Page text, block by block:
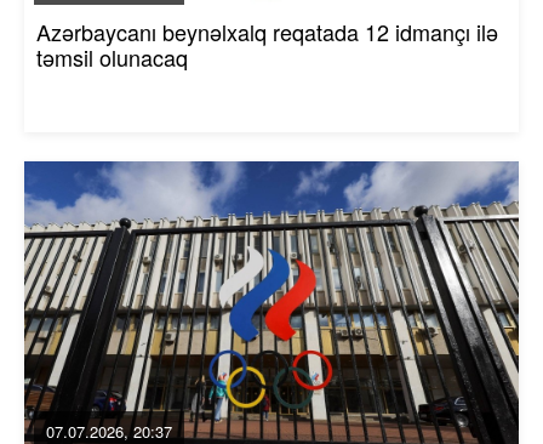
Azərbaycanı beynəlxalq reqatada 12 idmançı ilə
təmsil olunacaq
07.07.2026, 20:37